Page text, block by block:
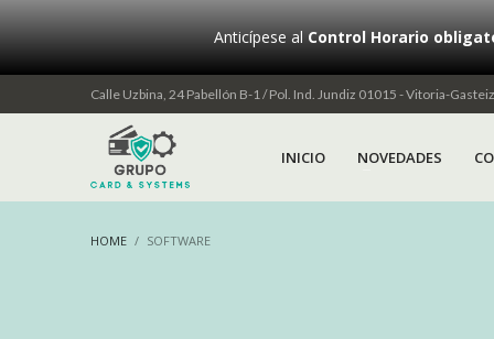
Anticípese alControl Horario
Calle Uzbina, 24 Pabellón B-1 / Pol. Ind. Jundiz 01015 - Vitoria-
INICIO NOVEDADES
HOME SOFTWARE